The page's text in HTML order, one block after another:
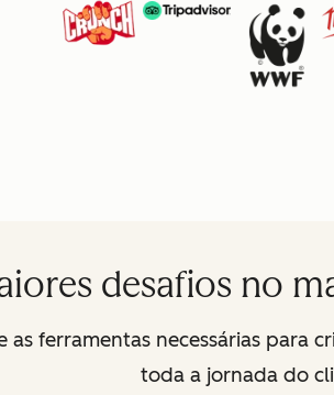
desafios no
as ferramentas necessárias para
toda a jornada do